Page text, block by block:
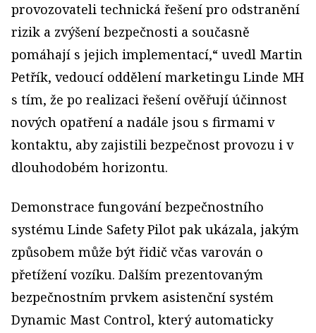
provozovateli technická řešení pro odstranění
rizik a zvýšení bezpečnosti a současně
pomáhají s jejich implementací,“ uvedl Martin
Petřík, vedoucí oddělení marketingu Linde MH
s tím, že po realizaci řešení ověřují účinnost
nových opatření a nadále jsou s firmami v
kontaktu, aby zajistili bezpečnost provozu i v
dlouhodobém horizontu.
Demonstrace fungování bezpečnostního
systému Linde Safety Pilot pak ukázala, jakým
způsobem může být řidič včas varován o
přetížení vozíku. Dalším prezentovaným
bezpečnostním prvkem asistenční systém
Dynamic Mast Control, který automaticky